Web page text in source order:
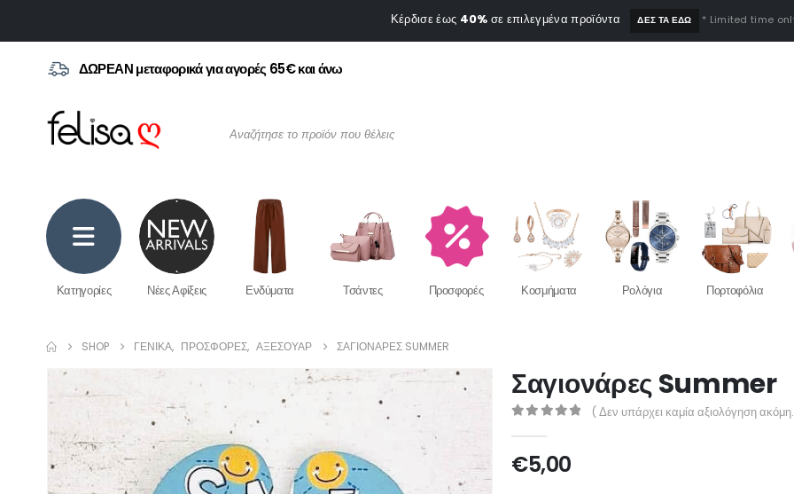
Κέρδισε έως 40% σε επιλεγμένα προϊόντα ΔΕΣ ΤΑ ΕΔΩ * Limited time
ΔΩΡΕΑΝ μεταφορικά για αγορές 65€ και άνω
Κατηγορίες Νέες Αφίξεις Ενδύματα Τσάντες Προσφορές Κοσμήματα Ρολόγια Πορτοφόλια
SHOP ΓΕΝΙΚΆ, ΠΡΟΣΦΟΡΈΣ, ΑΞΕΣΟΥΆΡ ΣΑΓΙΟΝΆΡΕΣ SUMMER
Σαγιονάρες Summer
( Δεν υπάρχει καμία αξιολόγηση
€5,00